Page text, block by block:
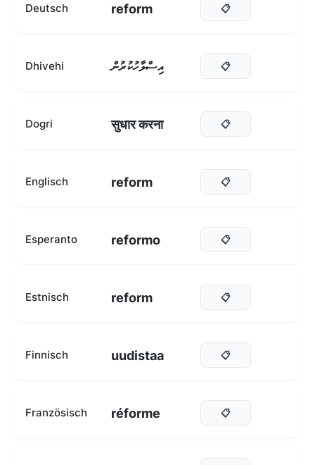
Deutsch reform 📋
Dhivehi އިސްލާހުކުރުން 📋
Dogri सुधार करना 📋
Englisch reform 📋
Esperanto reformo 📋
Estnisch reform 📋
Finnisch uudistaa 📋
Französisch réforme 📋